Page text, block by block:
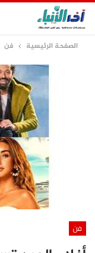
الصفحة الرئيسية فن
فن